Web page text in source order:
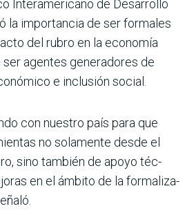
Interamericano de Desarrollo
la importancia de ser formales
del rubro en la economía
agentes gene­radores de
e inclu­sión social.
con nuestro país para que
no solamente desde el
sino también de apoyo téc­
en el ámbito de la formaliza­